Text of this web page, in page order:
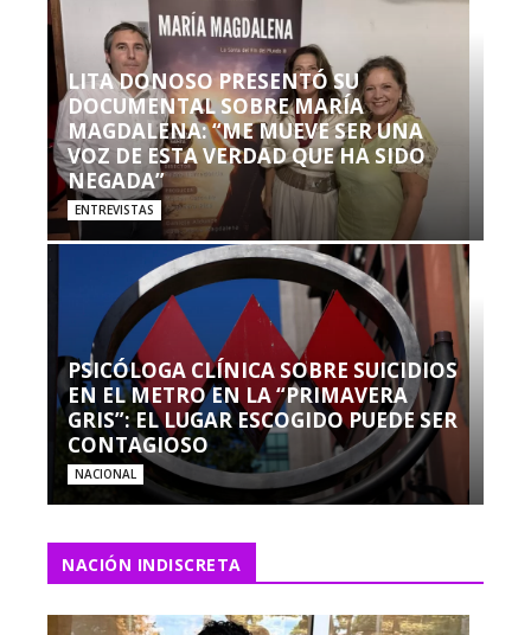
LITA DONOSO PRESENTÓ SU
DOCUMENTAL SOBRE MARÍA
MAGDALENA: “ME MUEVE SER UNA
VOZ DE ESTA VERDAD QUE HA SIDO
NEGADA”
ENTREVISTAS
PSICÓLOGA CLÍNICA SOBRE SUICIDIOS
EN EL METRO EN LA “PRIMAVERA
GRIS”: EL LUGAR ESCOGIDO PUEDE SER
CONTAGIOSO
NACIONAL
NACIÓN INDISCRETA